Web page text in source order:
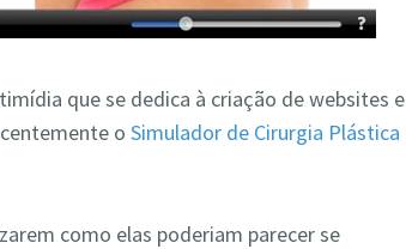
que se dedica à criação de websites e
oSimulador de Cirurgia Plástica
como elas poderiam parecer se